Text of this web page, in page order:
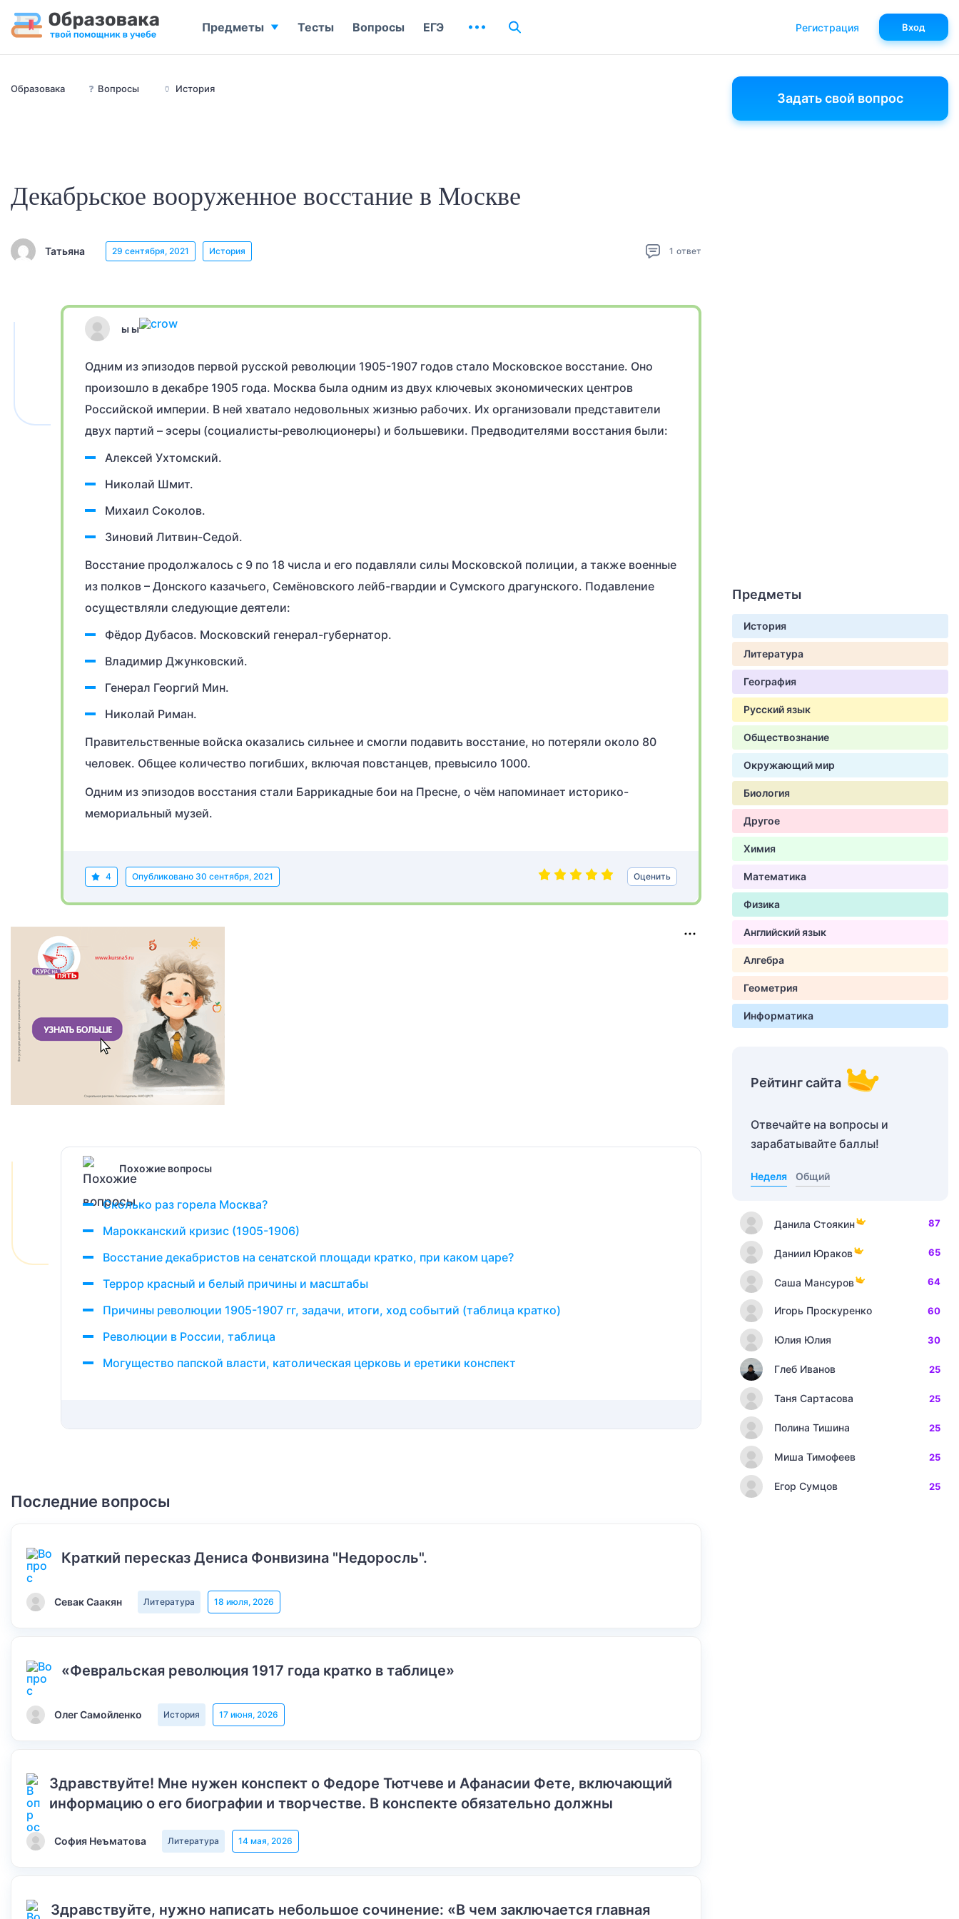
Образовака ❓ Вопросы 🏺 История
Декабрьское вооруженное восстание в Москве
Татьяна 29 сентября, 2021 История 1 ответ
ы ы
Одним из эпизодов первой русской революции 1905-1907 годов стало Московское восстание. Оно
произошло в декабре 1905 года. Москва была одним из двух ключевых экономических центров
Российской империи. В ней хватало недовольных жизнью рабочих. Их организовали представители
двух партий – эсеры (социалисты-революционеры) и большевики. Предводителями восстания были:
Алексей Ухтомский.
Николай Шмит.
Михаил Соколов.
Зиновий Литвин-Седой.
Восстание продолжалось с 9 по 18 числа и его подавляли силы Московской полиции, а также военные
из полков – Донского казачьего, Семёновского лейб-гвардии и Сумского драгунского. Подавление
осуществляли следующие деятели:
Фёдор Дубасов. Московский генерал-губернатор.
Владимир Джунковский.
Генерал Георгий Мин.
Николай Риман.
Правительственные войска оказались сильнее и смогли подавить восстание, но потеряли около 80
человек. Общее количество погибших, включая повстанцев, превысило 1000.
Одним из эпизодов восстания стали Баррикадные бои на Пресне, о чём напоминает историко-
мемориальный музей.
4 Опубликовано 30 сентября, 2021 Оценить
Похожие вопросы
Сколько раз горела Москва?
Марокканский кризис (1905-1906)
Восстание декабристов на сенатской площади кратко, при каком царе?
Террор красный и белый причины и масштабы
Причины революции 1905-1907 гг, задачи, итоги, ход событий (таблица кратко)
Революции в России, таблица
Могущество папской власти, католическая церковь и еретики конспект
Последние вопросы
Краткий пересказ Дениса Фонвизина "Недоросль".
Севак Саакян Литература 18 июля, 2026
«Февральская революция 1917 года кратко в таблице»
Олег Самойленко История 17 июня, 2026
Здравствуйте! Мне нужен конспект о Федоре Тютчеве и Афанасии Фете, включающий
информацию о его биографии и творчестве. В конспекте обязательно должны
София Неъматова Литература 14 мая, 2026
Здравствуйте, нужно написать небольшое сочинение: «В чем заключается главная
Задать свой вопрос
Предметы
История
Литература
География
Русский язык
Обществознание
Окружающий мир
Биология
Другое
Химия
Математика
Физика
Английский язык
Алгебра
Геометрия
Информатика
Рейтинг сайта
Отвечайте на вопросы и
зарабатывайте баллы!
Неделя Общий
Данила Стоякин 87
Даниил Юраков 65
Саша Мансуров 64
Игорь Проскуренко 60
Юлия Юлия 30
Глеб Иванов 25
Таня Сартасова 25
Полина Тишина 25
Миша Тимофеев 25
Егор Сумцов 25
Предметы Тесты Вопросы ЕГЭ Регистрация Вход